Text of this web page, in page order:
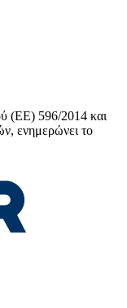
(ΕΕ) 596/2014 και
ενημερώνει το